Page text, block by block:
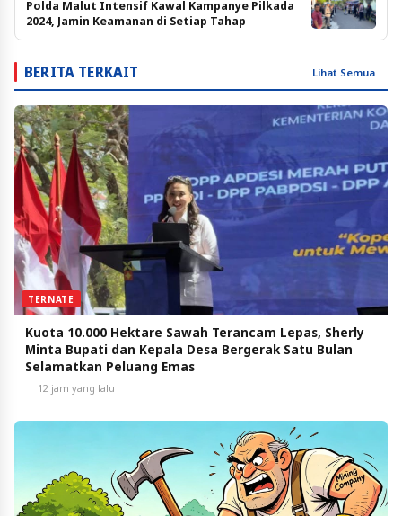
Polda Malut Intensif Kawal Kampanye Pilkada
2024, Jamin Keamanan di Setiap Tahap
BERITA TERKAIT Lihat Semua
TERNATE
Kuota 10.000 Hektare Sawah Terancam Lepas, Sherly
Minta Bupati dan Kepala Desa Bergerak Satu Bulan
Selamatkan Peluang Emas
12 jam yang lalu